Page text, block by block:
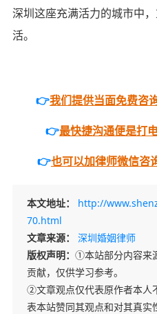
深圳这座充满活力的城市中
活。
👉我们提供当面免费咨
👉最快捷沟通便是打
👉也可以加律师微信咨
本文地址：
http://
70.html
文章来源：
深圳婚姻律师
版权声明： ①本站部分内容来
贡献，仅供学习参考。
②文章观点仅代表原作者本人
表本站赞同其观点和对其真实